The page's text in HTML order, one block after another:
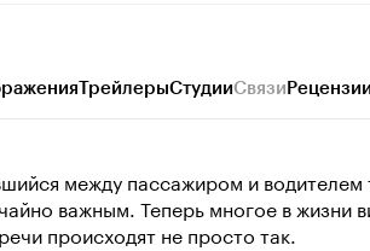
ТрейлерыСтудииСвязиРецензии
между пассажиром и водителем
важным. Теперь многое в жизни
происходят не просто так.